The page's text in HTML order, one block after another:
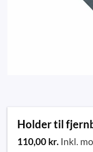
Holder til
110,00 kr. Inkl.